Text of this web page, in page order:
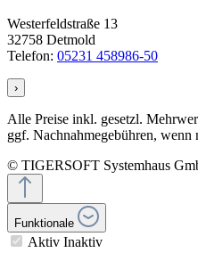
Westerfeldstraße 13
32758 Detmold
Telefon: 05231 458986-50
›
Alle Preise inkl. gesetzl.
ggf. Nachnahmegebühren, wenn
© TIGERSOFT Systemhaus
Funktionale
Aktiv Inaktiv